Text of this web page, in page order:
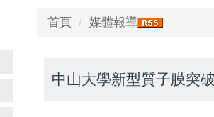
首頁 媒體報導
中山大學新型質子膜突